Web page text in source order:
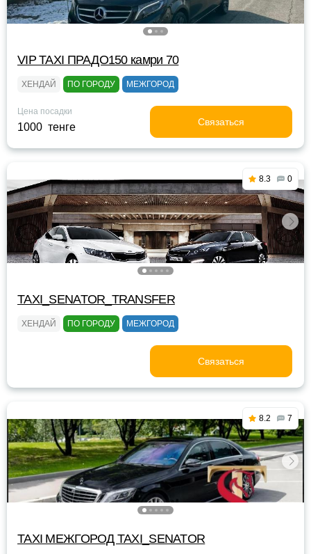
VIP TAXI ПРАДО150 камри 70
ХЕНДАЙ ПО ГОРОДУ МЕЖГОРОД
Цена посадки
1000 тенге Связаться
8.3 0
TAXI_SENATOR_TRANSFER
ХЕНДАЙ ПО ГОРОДУ МЕЖГОРОД
Связаться
8.2 7
TAXI МЕЖГОРОД TAXI_SENATOR